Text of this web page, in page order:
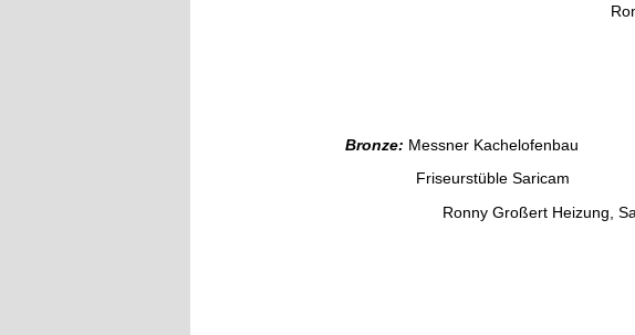
Roming
Schuhmacher
Stick Chef
Wudi LKW
Bronze: Messner Kachelofenbau
Friseurstüble Saricam
Ronny Großert Heizung,